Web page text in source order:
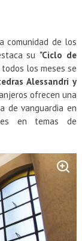
comunidad de los
su "Ciclo de
los meses se
Alessandri y
ofrecen una
de vanguardia en
en temas de